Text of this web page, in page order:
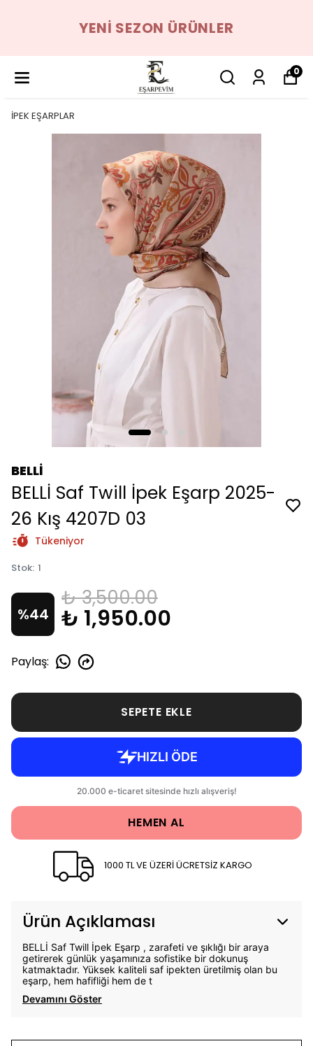
YENI SEZON ÜRÜNLER
0
İPEK EŞARPLAR
BELLİ
BELLİ Saf Twill İpek Eşarp 2025-
26 Kış 4207D 03
Tükeniyor
Stok: 1
%44
₺ 3,500.00
₺ 1,950.00
Paylaş:
SEPETE EKLE
HEMEN AL
1000 TL VE ÜZERİ ÜCRETSİZ KARGO
Ürün Açıklaması
BELLİ Saf Twill İpek Eşarp , zarafeti ve şıklığı bir araya
getirerek günlük yaşamınıza sofistike bir dokunuş
katmaktadır. Yüksek kaliteli saf ipekten üretilmiş olan bu
eşarp, hem hafifliği hem de t
Devamını Göster